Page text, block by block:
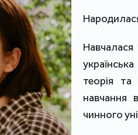
Навчалася
теорія та
навчання
чинного